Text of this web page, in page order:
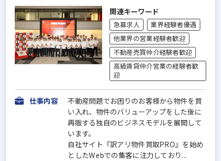
関連キーワード
急募求人
業界経験者優遇
他業界の営業経験者歓迎
不動産売買仲介経験者歓迎
高級賃貸仲介営業の経験者歓
迎
仕事内容
不動産問題でお困りのお客様から物件を買
い入れ、物件のバリューアップをした後に
再販する独自のビジネスモデルを展開して
います。
自社サイト『訳アリ物件買取PRO』を始め
としたWebでの集客に注力しており...